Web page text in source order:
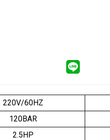
220V/60HZ
120BAR
2.5HP